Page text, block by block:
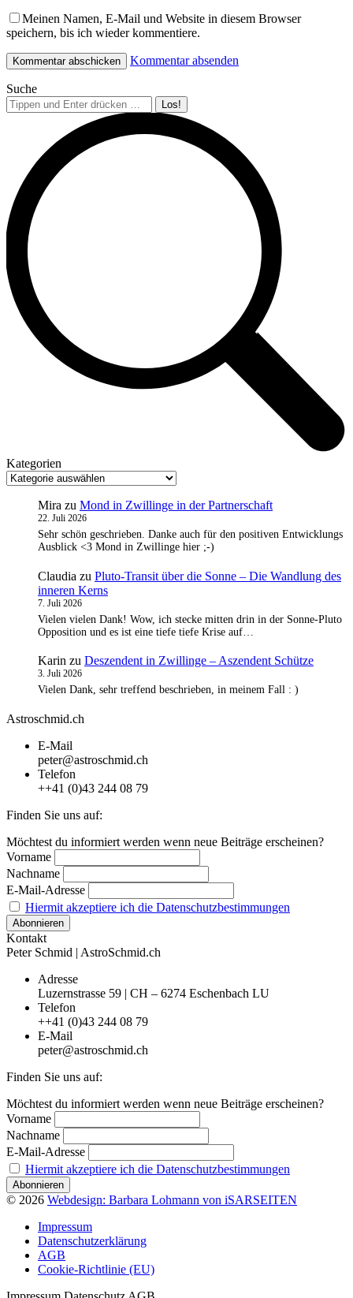
Meinen Namen, E-Mail und Website in diesem Browser
speichern, bis ich wieder kommentiere.
Kommentar absenden
Suche
Search:
Kategorien
Kategorien
Mira zu Mond in Zwillinge in der Partnerschaft
22. Juli 2026
Sehr schön geschrieben. Danke auch für den positiven Entwicklungs
Ausblick <3 Mond in Zwillinge hier ;-)
Claudia zu Pluto-Transit über die Sonne – Die Wandlung des
inneren Kerns
7. Juli 2026
Vielen vielen Dank! Wow, ich stecke mitten drin in der Sonne-Pluto
Opposition und es ist eine tiefe tiefe Krise auf…
Karin zu Deszendent in Zwillinge – Aszendent Schütze
3. Juli 2026
Vielen Dank, sehr treffend beschrieben, in meinem Fall : )
Astroschmid.ch
E-Mail
peter@astroschmid.ch
Telefon
++41 (0)43 244 08 79
Finden Sie uns auf:
Facebook
page
opens
in
new
window
Telegram
page
opens
in
new
window
Möchtest du informiert werden wenn neue Beiträge erscheinen?
Vorname
Nachname
E-Mail-Adresse
Hiermit akzeptiere ich die Datenschutzbestimmungen
Kontakt
Peter Schmid | AstroSchmid.ch
Adresse
Luzernstrasse 59 | CH – 6274 Eschenbach LU
Telefon
++41 (0)43 244 08 79
E-Mail
peter@astroschmid.ch
Finden Sie uns auf:
Facebook
page
opens
in
new
window
Telegram
page
opens
in
new
window
Möchtest du informiert werden wenn neue Beiträge erscheinen?
Vorname
Nachname
E-Mail-Adresse
Hiermit akzeptiere ich die Datenschutzbestimmungen
© 2026 Webdesign: Barbara Lohmann von iSARSEITEN
Impressum
Datenschutzerklärung
AGB
Cookie-Richtlinie (EU)